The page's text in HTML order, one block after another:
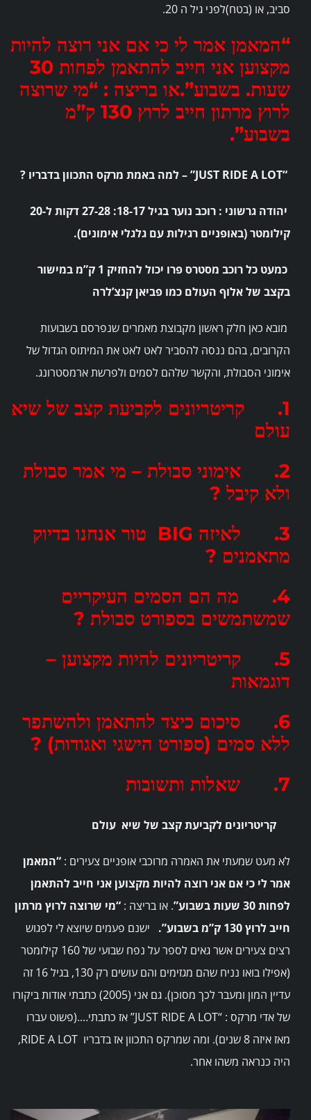
סביב, או (בטח)לפני גיל ה 20.
“המאמן אמר לי כי אם אני רוצה להיות
מקצוען אני חייב להתאמן לפחות 30
שעות. בשבוע”.או בריצה : “מי שרוצה
לרוץ מרתון חייב לרוץ 130 ק”מ
בשבוע”.
“JUST RIDE A LOT” – למה באמת מרקס התכוון בדבריו ?
יהודה גרשוני : רוכב נוער בגיל 18-17: 27-28 דקות ל-20
קילומטר (באופניים רגילות עם גלגלי אימונים).
כמעט כל רוכב מסטרס פרו יכול להחזיק 1 ק”מ במישור
בקצב של אלוף העולם כמו פביאן קנצ’לרה
מובא כאן חלק ראשון מקבוצת מאמרים שנפרסם בשבועות
הקרובים, בהם ננסה להסביר לאט לאט את המיתוס הגדול של
אימוני הסבולת, והקשר שלהם לסמים ולפרשת ארמסטרונג.
1.
קריטריונים לקביעת קצב של שיא
עולם
2. אימוני סבולת – מי אמר סבולת
ולא קיבל ?
3. לאיזה BIG טור אנחנו בדיוק
מתאמנים ?
4. מה הם הסמים העיקריים
שמשתמשים בספורט סבולת ?
5. קריטריונים להיות מקצוען –
דוגמאות
6. סיכום כיצד להתאמן ולהשתפר
ללא סמים (ספורט הישגי ואגודות) ?
7. שאלות ותשובות
קריטריונים לקביעת קצב של שיא עולם
לא מעט שמעתי את האמרה מרוכבי אופניים צעירים : “המאמן
אמר לי כי אם אני רוצה להיות מקצוען אני חייב להתאמן
לפחות 30 שעות בשבוע”
. או בריצה : “מי שרוצה לרוץ מרתון
חייב לרוץ 130 ק”מ בשבוע”.
ישנם פעמים שיוצא לי לפגוש
רצים צעירים אשר גאים לספר על נפח שבועי של 160 קילומטר
(אפילו בואו נניח שהם מגזימים והם עושים רק 130, בגיל 16 זה
עדיין המון ומעבר לכך מסוכן). גם אני (2005) כתבתי אודות ביקורו
של אדי מרקס : “JUST RIDE A LOT” אז כתבתי….(פשוט עברו
מאז איזה 8 שנים). ומה שמרקס התכוון אז בדבריו RIDE A LOT,
היה כנראה משהו אחר.